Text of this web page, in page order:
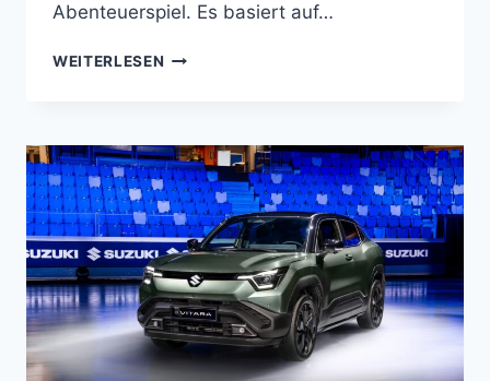
Abenteuerspiel. Es basiert auf…
WEITERLESEN „MY
EIN
HERZERGREIFENDES
ABENTEUER
IM
JENSEITS